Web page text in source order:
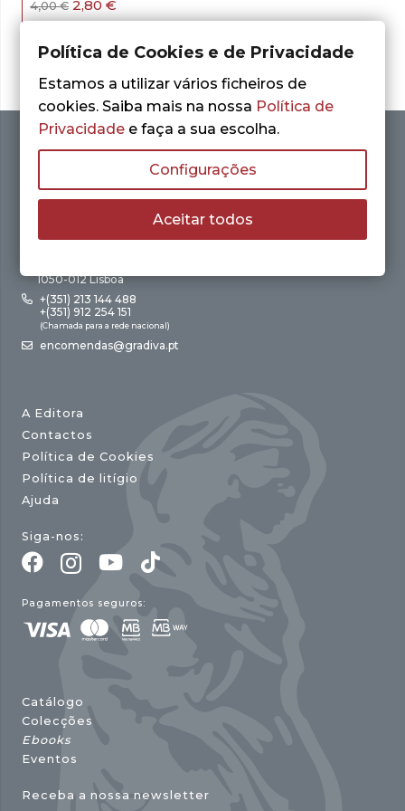
4,00€ O
preço
era:
2,80 €
preço
é:
LER MAIS
1050-012 Lisboa
+(351) 213 144 488
+(351) 912 254 151
(Chamada para a rede nacional)
encomendas@gradiva.pt
A Editora
Contactos
Política de Cookies
Política de litígio
Ajuda
Siga-nos:
Pagamentos seguros:
Catálogo
Colecções
Ebooks
Eventos
Receba a nossa newsletter
Política de Cookies e de Privacidade
Estamos a utilizar vários ficheiros de
cookies. Saiba mais na nossa Política de
Privacidade e faça a sua escolha.
Configurações
Aceitar todos